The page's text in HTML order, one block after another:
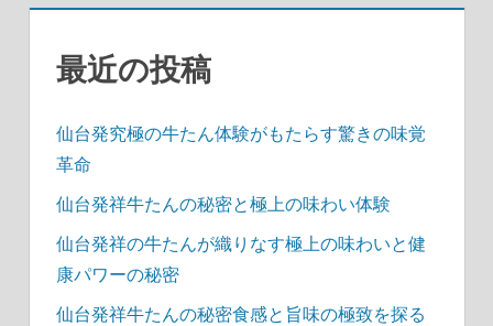
ン
最近の投稿
仙台発究極の牛たん体験がもたらす驚きの味覚
革命
仙台発祥牛たんの秘密と極上の味わい体験
仙台発祥の牛たんが織りなす極上の味わいと健
康パワーの秘密
仙台発祥牛たんの秘密食感と旨味の極致を探る